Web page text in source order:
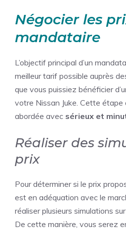
Négocier les
mandataire
L’objectif principal d’un
meilleur tarif possible auprès
que vous puissiez bénéficier
votre Nissan Juke. Cette
abordée avec sérieux et
Réaliser des
prix
Pour déterminer si le prix
est en adéquation avec le
réaliser plusieurs simulations
De cette manière, vous serez